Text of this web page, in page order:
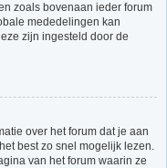
zoals bovenaan ieder forum
mededelingen kan
zijn ingesteld door de
over het forum dat je aan
best zo snel mogelijk lezen.
van het forum waarin ze